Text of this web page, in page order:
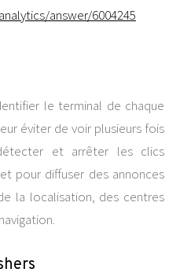
answer/6004245
le terminal de chaque
éviter de voir plusieurs fois
et arrêter les clics
pour diffuser des annonces
la localisation, des centres